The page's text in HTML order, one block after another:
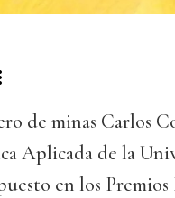
de minas Carlos
Aplicada de la
en los